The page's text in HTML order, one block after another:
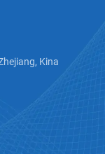
Kina